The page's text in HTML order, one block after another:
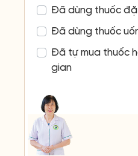
Đã dùng thuốc
Đã dùng thuốc
Đã tự mua thuốc
gian